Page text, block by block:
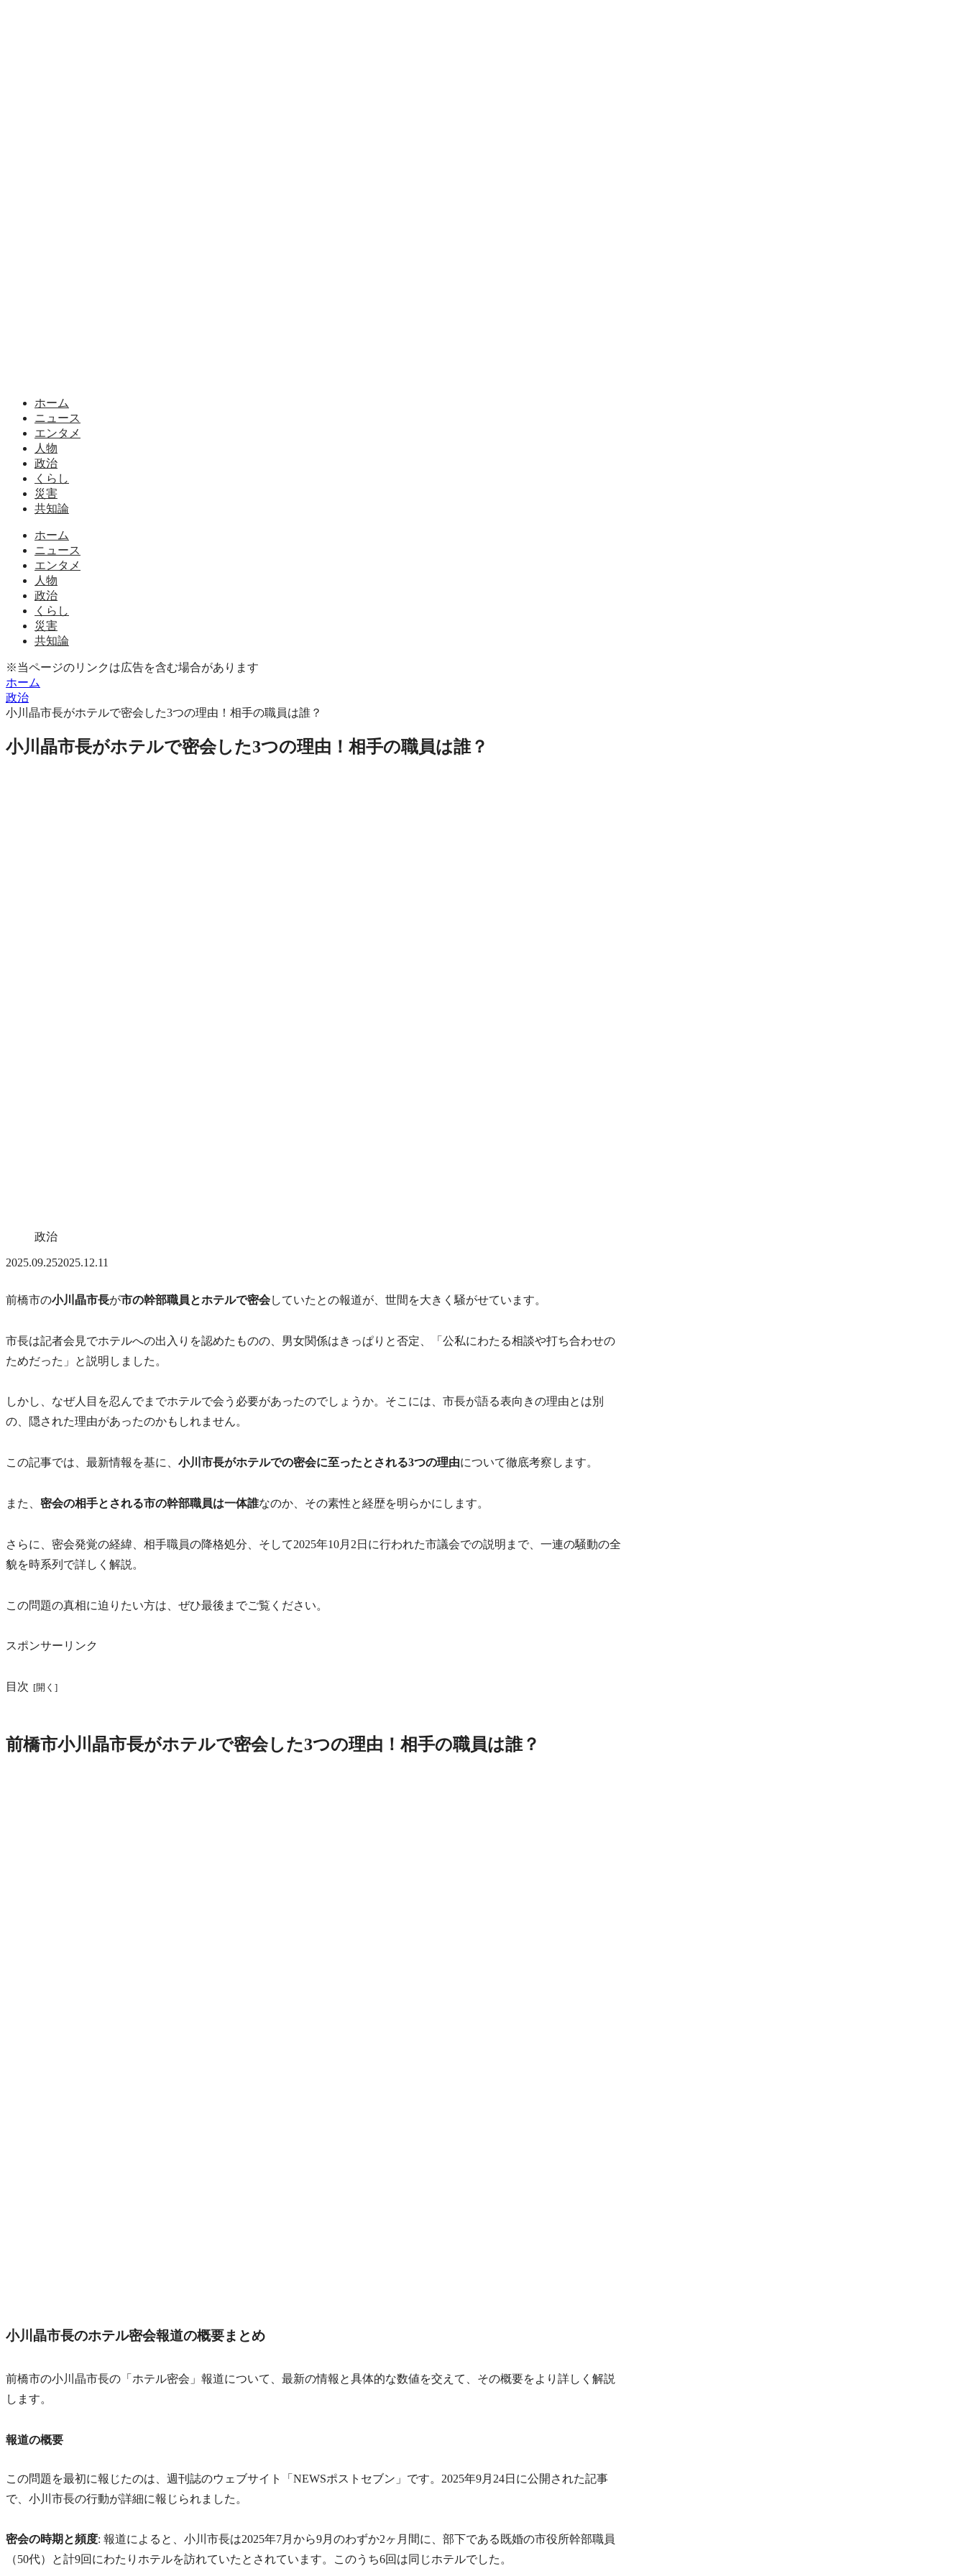
ホーム
ニュース
エンタメ
人物
政治
くらし
災害
共知論
ホーム
ニュース
エンタメ
人物
政治
くらし
災害
共知論
※当ページのリンクは広告を含む場合があります
ホーム
政治
小川晶市長がホテルで密会した3つの理由！相手の職員は誰？
小川晶市長がホテルで密会した3つの理由！相手の職員は誰？
政治
2025.09.252025.12.11
前橋市の小川晶市長が市の幹部職員とホテルで密会していたとの報道が、世間を大きく騒がせています。
市長は記者会見でホテルへの出入りを認めたものの、男女関係はきっぱりと否定、「公私にわたる相談や打ち合わせの
ためだった」と説明しました。
しかし、なぜ人目を忍んでまでホテルで会う必要があったのでしょうか。そこには、市長が語る表向きの理由とは別
の、隠された理由があったのかもしれません。
この記事では、最新情報を基に、 小川市長がホテルでの密会に至ったとされる3つの理由について徹底考察します。
また、 密会の相手とされる市の幹部職員は一体誰なのか、その素性と経歴を明らかにします。
さらに、密会発覚の経緯、相手職員の降格処分、そして2025年10月2日に行われた市議会での説明まで、一連の騒動の全
貌を時系列で詳しく解説。
この問題の真相に迫りたい方は、ぜひ最後までご覧ください。
スポンサーリンク
目次
前橋市小川晶市長がホテルで密会した3つの理由！相手の職員は誰？
小川晶市長のホテル密会報道の概要まとめ
前橋市の小川晶市長の「ホテル密会」報道について、最新の情報と具体的な数値を交えて、その概要をより詳しく解説
します。
報道の概要
この問題を最初に報じたのは、週刊誌のウェブサイト「NEWSポストセブン」です。2025年9月24日に公開された記事
で、小川市長の行動が詳細に報じられました。
密会の時期と頻度: 報道によると、小川市長は2025年7月から9月のわずか2ヶ月間に、部下である既婚の市役所幹部職員
（50代）と計9回にわたりホテルを訪れていたとされています。このうち6回は同じホテルでした。